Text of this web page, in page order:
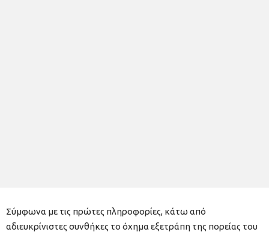
Σύμφωνα με τις πρώτες πληροφορίες, κάτω από
αδιευκρίνιστες συνθήκες το όχημα εξετράπη της πορείας του